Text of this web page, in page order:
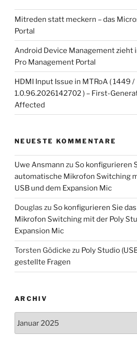
Mitreden statt meckern – das
Portal
Android Device Management zieht
Pro Management Portal
HDMI Input Issue in MTRoA ( 1449 /
1.0.96.2026142702 ) – First-
Affected
NEUESTE KOMMENTARE
Uwe Ansmann zu So konfigurieren
automatische Mikrofon Switching
USB und dem Expansion Mic
Douglas zu So konfigurieren Sie
Mikrofon Switching mit der Poly
Expansion Mic
Torsten Gödicke zu Poly Studio
gestellte Fragen
ARCHIV